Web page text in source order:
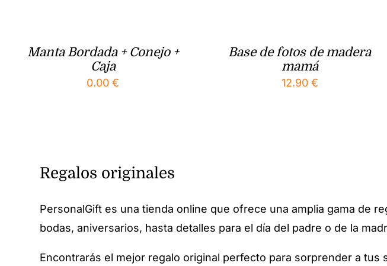
Manta Bordada + Conejo +
Caja
0.00€
Base de fotos de madera
mamá
12.90 €
Regalos originales
PersonalGift es una tienda online que ofrece una amplia gama de
bodas, aniversarios, hasta detalles para el día del padre o de la
Encontrarás el mejor regalo original perfecto para sorprender a